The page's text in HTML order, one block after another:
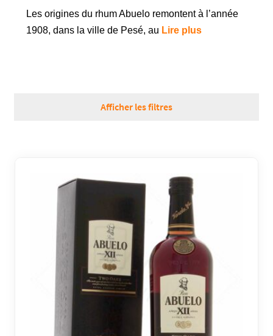
Les origines du rhum Abuelo remontent à l’année
1908, dans la ville de Pesé, au Lire plus
Afficher les filtres